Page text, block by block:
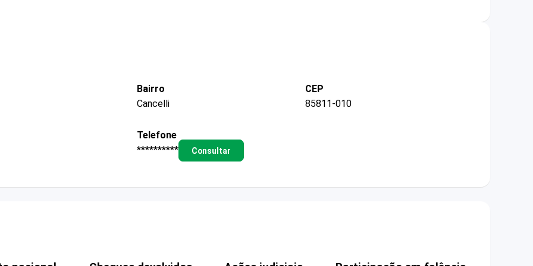
Bairro
Cancelli
CEP
85811-010
Telefone
**********
Consultar